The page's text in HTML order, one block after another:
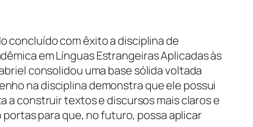
concluído com êxito a disciplina de
em Línguas Estrangeiras Aplicadas às
consolidou uma base sólida voltada
na disciplina demonstra que ele possui
a construir textos e discursos mais claros e
para que, no futuro, possa aplicar